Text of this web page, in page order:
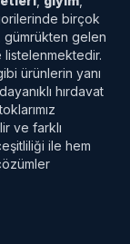
birçok
gümrükten gelen
listelenmektedir.
ürünlerin yanı
hırdavat
ve farklı
ile hem